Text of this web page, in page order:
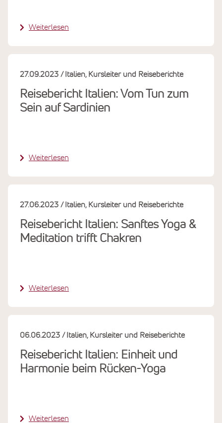
Weiterlesen
Reisebericht Italien: Vom Tun zum
Sein auf Sardinien
27.09.2023 Italien Kursleiter und Reiseberichte
Weiterlesen
Reisebericht Italien: Sanftes Yoga &
Meditation trifft Chakren
27.06.2023 Italien Kursleiter und Reiseberichte
Weiterlesen
Reisebericht Italien: Einheit und
Harmonie beim Rücken-Yoga
06.06.2023 Italien Kursleiter und Reiseberichte
Weiterlesen